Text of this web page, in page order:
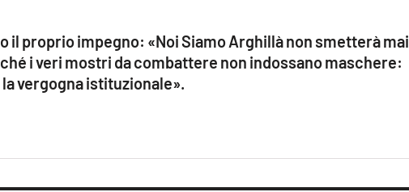
il proprio impegno: «Noi Siamo Arghillà non smetterà mai
i veri mostri da combattere non indossano maschere:
vergogna istituzionale».